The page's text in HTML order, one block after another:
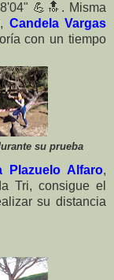
💪 🔝 . Misma
Candela Vargas
con un tiempo
su prueba
Plazuelo Alfaro,
Tri, consigue el
su distancia